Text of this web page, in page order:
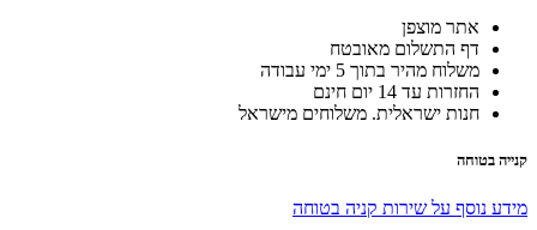
אתר מוצפן
דף התשלום מאובטח
משלוח מהיר בתוך 5 ימי עבודה
החזרות עד 14 יום חינם
חנות ישראלית. משלוחים מישראל
קנייה בטוחה
מידע נוסף על שירות קניה בטוחה